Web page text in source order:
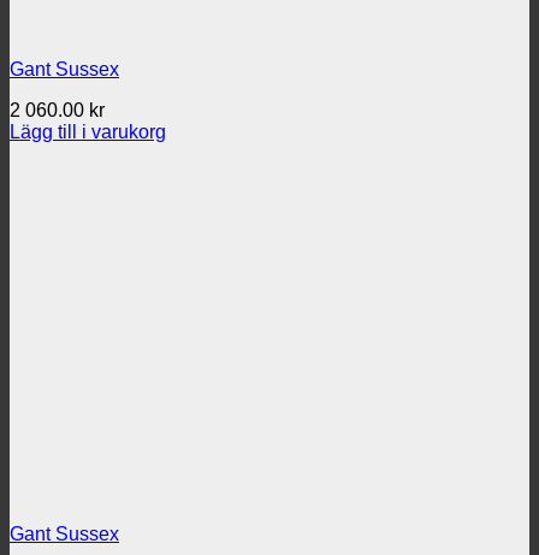
Gant Sussex
2 060.00 kr
Lägg till i varukorg
Gant Sussex